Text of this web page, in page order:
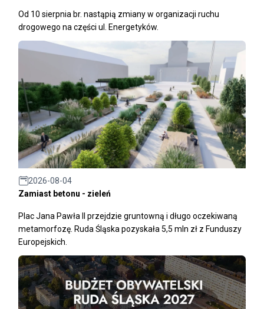
Od 10 sierpnia br. nastąpią zmiany w organizacji ruchu
drogowego na części ul. Energetyków.
2026-08-04
Zamiast betonu - zieleń
Plac Jana Pawła II przejdzie gruntowną i długo oczekiwaną
metamorfozę. Ruda Śląska pozyskała 5,5 mln zł z Funduszy
Europejskich.